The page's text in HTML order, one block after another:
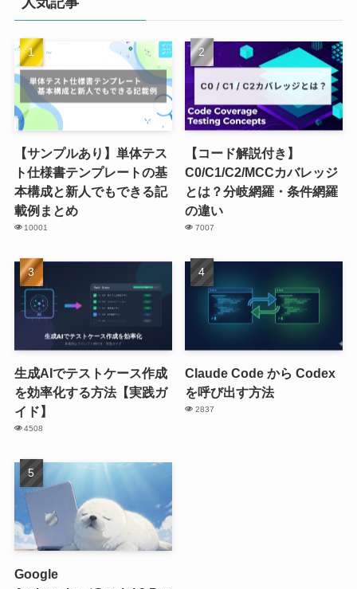
【サンプルあり】単体テス
ト仕様書テンプレートの基
本構成と新人でもできる記
載例まとめ
10001
【コード解説付き】
C0/C1/C2/MCCカバレッジ
とは？分岐網羅・条件網羅
の違い
7007
生成AIでテストケース作成
を効率化する方法【実践ガ
イド】
4508
Claude Code から Codex
を呼び出す方法
2837
Google